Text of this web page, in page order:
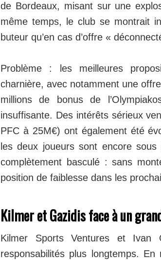
de Bordeaux, misant sur une
même temps, le club se montrait
buteur qu’en cas d’offre «
Problème : les meilleures
charnière, avec notamment une
millions de bonus de
insuffisante. Des intérêts sérieux
PFC à 25M€) ont également été
les deux joueurs sont encore
complètement basculé : sans
position de faiblesse dans les
Kilmer et Gazidis face à un
Kilmer Sports Ventures et Ivan
responsabilités plus longtemps.